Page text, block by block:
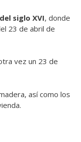
siglo XVI, donde
23 de abril de
vez un 23 de
así como los